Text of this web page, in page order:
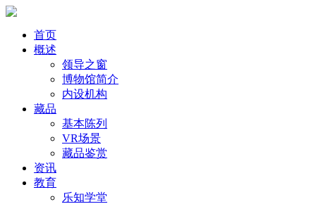
首页
概述
领导之窗
博物馆简介
内设机构
藏品
基本陈列
VR场景
藏品鉴赏
资讯
教育
乐知学堂